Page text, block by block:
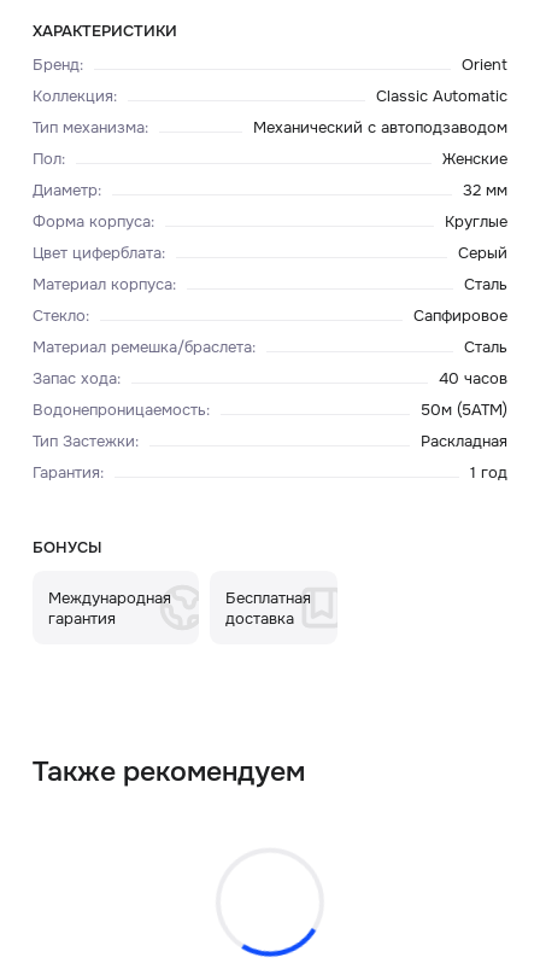
ХАРАКТЕРИСТИКИ
Бренд:
Orient
Коллекция:
Classic Automatic
Тип механизма:
Механический с автоподзаводом
Пол:
Женские
Диаметр:
32 мм
Форма корпуса:
Круглые
Цвет циферблата:
Серый
Материал корпуса:
Сталь
Стекло:
Сапфировое
Материал ремешка/браслета:
Сталь
Запас хода:
40 часов
Водонепроницаемость:
50м (5ATM)
Тип Застежки:
Раскладная
Гарантия: 1 год
БОНУСЫ
Международная
гарантия
Бесплатная
доставка
Также рекомендуем